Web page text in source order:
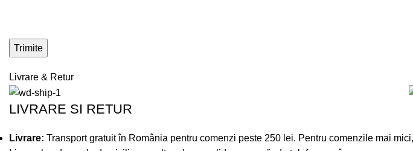
Livrare & Retur
LIVRARE SI RETUR
Livrare: Transport gratuit în România pentru comenzi peste 250 lei. Pentru comenzile mai